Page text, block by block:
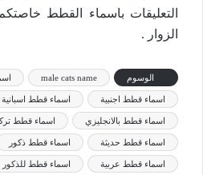
التعليقات باسماء القطط
الزوار .
الوسوم male cats name
اسماء قطط اجنبية اسماء قطط اسبانية
اسماء قطط بالانجليزي اسماء قطط
اسماء قطط حديثة اسماء قطط ذكور
اسماء قطط عربية اسماء قطط للذكور